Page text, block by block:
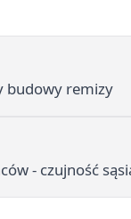
budowy remizy
- czujność